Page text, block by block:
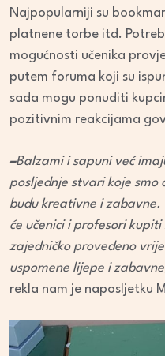
Najpopularniji su
platnene torbe itd.
mogućnosti učenika
putem foruma koji su
sada mogu ponuditi
pozitivnim reakcijama
–Balzami i sapuni već
posljednje stvari koje smo
budu kreativne i zabavne.
će učenici i profesori
zajedničko provedeno
uspomene lijepe i
rekla nam je naposljetku